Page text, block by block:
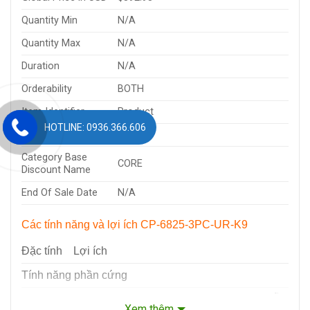
Quantity Min
N/A
Quantity Max
N/A
Duration
N/A
Orderability
BOTH
Item Identifier
Product
Service Program
N/A
Category Base
Discount Name
CORE
End Of Sale Date N/A
Các tính năng và lợi ích CP-6825-3PC-UR-K9
Đặc tính Lợi ích
Tính năng phần cứng
HOTLINE: 0936.366.606